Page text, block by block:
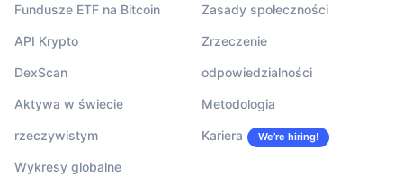
Fundusze ETF na Bitcoin
API Krypto
DexScan
Aktywa w świecie
rzeczywistym
Wykresy globalne
Zasady społeczności
Zrzeczenie
odpowiedzialności
Metodologia
Kariera We’re hiring!